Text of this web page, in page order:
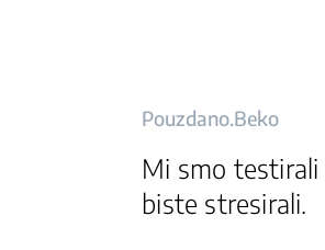
Pouzdano.Beko
Mi smo testirali
biste stresirali.